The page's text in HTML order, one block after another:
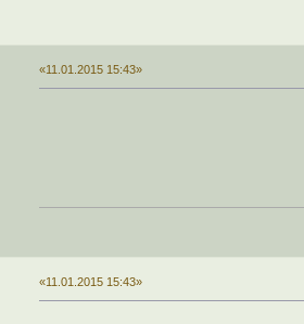
«11.01.2015 15:43»
«11.01.2015 15:43»